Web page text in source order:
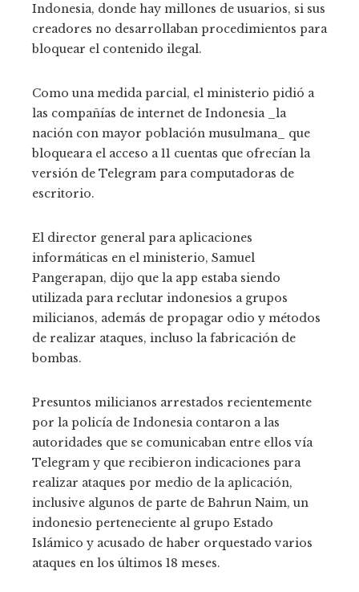
Indonesia, donde hay millones de usuarios, si sus
creadores no desarrollaban procedimientos para
bloquear el contenido ilegal.
Como una medida parcial, el ministerio pidió a
las compañías de internet de Indonesia _la
nación con mayor población musulmana_ que
bloqueara el acceso a 11 cuentas que ofrecían la
versión de Telegram para computadoras de
escritorio.
El director general para aplicaciones
informáticas en el ministerio, Samuel
Pangerapan, dijo que la app estaba siendo
utilizada para reclutar indonesios a grupos
milicianos, además de propagar odio y métodos
de realizar ataques, incluso la fabricación de
bombas.
Presuntos milicianos arrestados recientemente
por la policía de Indonesia contaron a las
autoridades que se comunicaban entre ellos vía
Telegram y que recibieron indicaciones para
realizar ataques por medio de la aplicación,
inclusive algunos de parte de Bahrun Naim, un
indonesio perteneciente al grupo Estado
Islámico y acusado de haber orquestado varios
ataques en los últimos 18 meses.